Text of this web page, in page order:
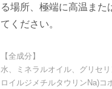
る場所、極端に高温ま
てください。
【全成分】
水、ミネラルオイル、グリセ
ロイルジメチルタウリンNa)